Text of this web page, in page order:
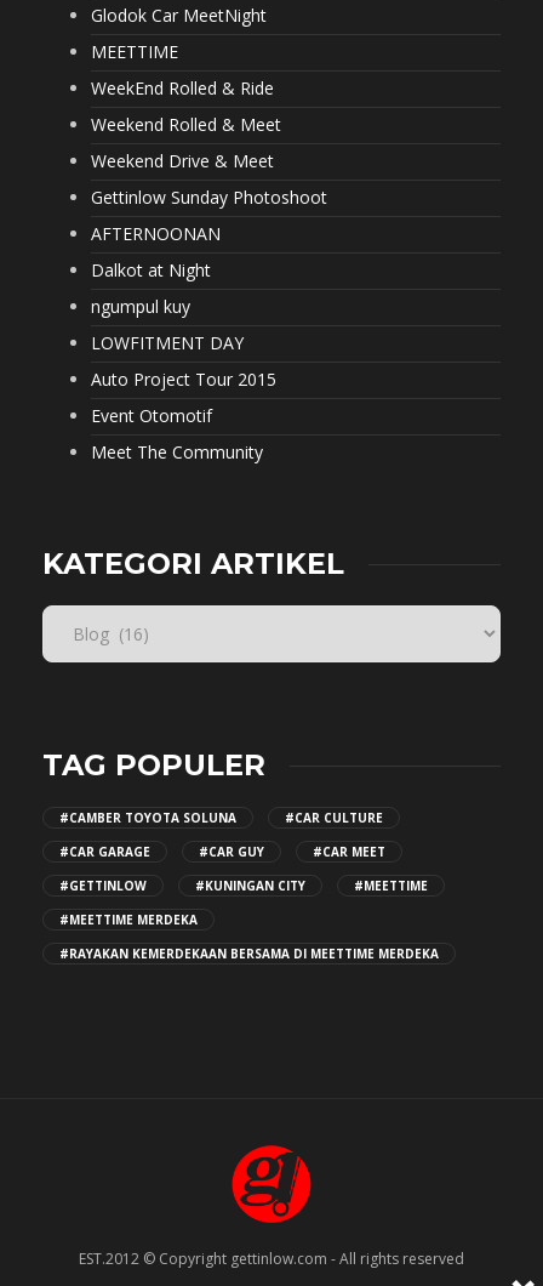
Glodok Car MeetNight
MEETTIME
WeekEnd Rolled & Ride
Weekend Rolled & Meet
Weekend Drive & Meet
Gettinlow Sunday Photoshoot
AFTERNOONAN
Dalkot at Night
ngumpul kuy
LOWFITMENT DAY
Auto Project Tour 2015
Event Otomotif
Meet The Community
KATEGORI ARTIKEL
TAG POPULER
#CAMBER TOYOTA SOLUNA
#CAR CULTURE
#CAR GARAGE
#CAR GUY
#CAR MEET
#GETTINLOW
#KUNINGAN CITY
#MEETTIME
#MEETTIME MERDEKA
#RAYAKAN KEMERDEKAAN BERSAMA DI MEETTIME MERDEKA
EST.2012 © Copyright gettinlow.com - All rights reserved